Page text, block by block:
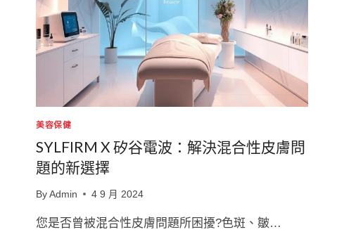
美容保健
SYLFIRM X 矽谷電波：解決混合性皮膚問
題的新選擇
By Admin 4 9 月 2024
您是否曾被混合性皮膚問題所困擾?色斑、皺…